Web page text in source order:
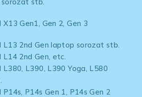
Gen1, Gen 2, Gen 3
L13 2nd Gen laptop sorozat stb.
L14 2nd Gen, etc.
L380, L390, L390 Yoga, L580
P14s Gen 1, P14s Gen 2